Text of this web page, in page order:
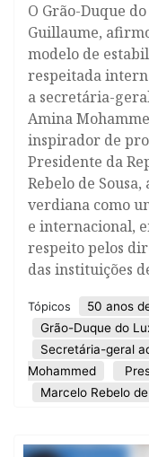
O Grão-Duque
Guillaume,
modelo de
respeitada
a secretária-
Amina
inspirador de
Presidente da
Rebelo de
verdiana como
e internacional,
respeito pelos
das instituições
Tópicos 50 anos
Grão-Duque do
Secretária-geral
Mohammed
Marcelo Rebelo